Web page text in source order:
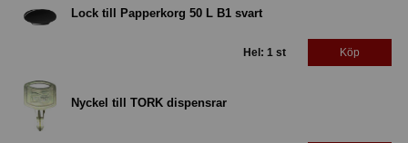
Lock till Papperkorg 50 L B1 svart
Hel: 1 st Köp
Nyckel till TORK dispensrar